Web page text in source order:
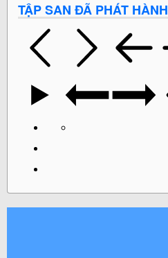
TẬP SAN ĐÃ PHÁT HÀNH